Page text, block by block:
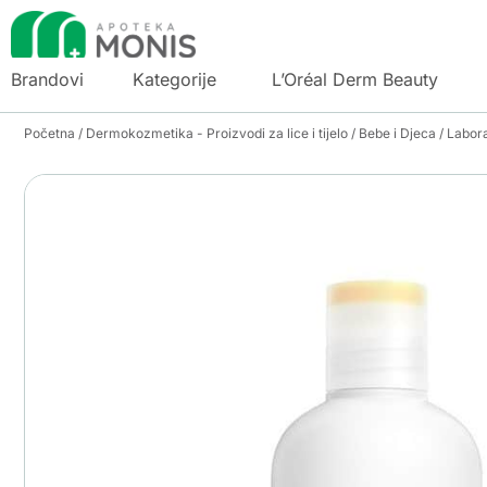
Brandovi Kategorije L’Oréal Derm Beauty
Početna / Dermokozmetika - Proizvodi za lice i tijelo / Bebe i Djeca /